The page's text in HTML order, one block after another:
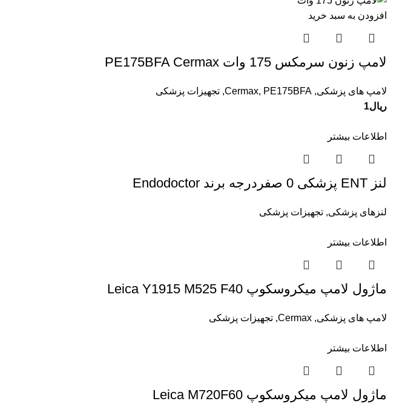
افزودن به سبد خرید
لامپ زنون سرمکس 175 وات PE175BFA Cermax
لامپ های پزشکی,
Cermax, PE175BFA
, تجهیزات پزشکی
ریال
اطلاعات بیشتر
لنز ENT پزشکی 0 صفردرجه برند Endodoctor
لنزهای پزشکی, تجهیزات پزشکی
اطلاعات بیشتر
ماژول لامپ میکروسکوپ Leica Y1915 M525 F40
لامپ های پزشکی,
Cermax
, تجهیزات پزشکی
اطلاعات بیشتر
ماژول لامپ میکروسکوپ Leica M720F60